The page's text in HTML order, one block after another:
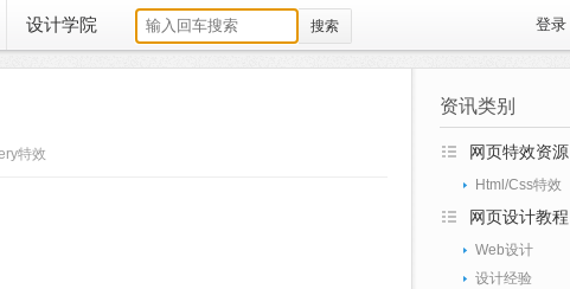
设计学院 登录
特效
资讯类别
网页特效资源
Html/Css特效
网页设计教程
Web设计
设计经验